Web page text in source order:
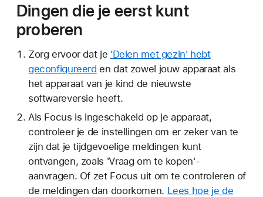
Dingen die je eerst kunt
proberen
Zorg ervoor dat je 'Delen met gezin' hebt
geconfigureerd en dat zowel jouw apparaat als
het apparaat van je kind de nieuwste
softwareversie heeft.
Als Focus is ingeschakeld op je apparaat,
controleer je de instellingen om er zeker van te
zijn dat je tijdgevoelige meldingen kunt
ontvangen, zoals 'Vraag om te kopen'-
aanvragen. Of zet Focus uit om te controleren of
de meldingen dan doorkomen. Lees hoe je de